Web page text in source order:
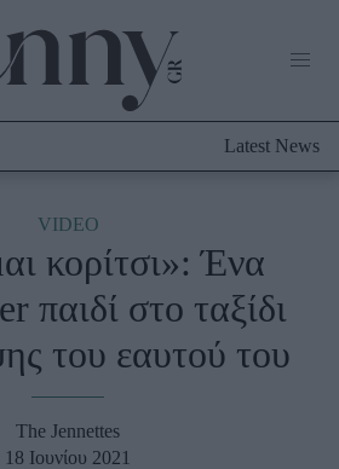
Latest News
VIDEO
κορίτσι»: Ένα
παιδί στο ταξίδι
του εαυτού του
The Jennettes
18 Ιουνίου 2021